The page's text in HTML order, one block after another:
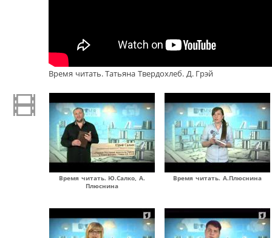
Время читать. Татьяна Твердохлеб. Д. Грэй
Время читать. Ю.Салко, А.
Плюснина
Время читать. А.Плюснина